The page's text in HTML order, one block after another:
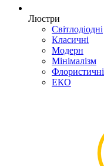
Люстри
Світлодіодні
Класичні
Модерн
Мінімалізм
Флористичні
ЕКО